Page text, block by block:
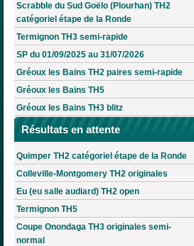
Scrabble du Sud Goëlo (Plourhan) TH2
catégoriel étape de la Ronde
Termignon TH3 semi-rapide
SP du 01/09/2025 au 31/07/2026
Gréoux les Bains TH2 paires semi-rapide
Gréoux les Bains TH5
Gréoux les Bains TH3 blitz
Résultats en attente
Quimper TH2 catégoriel étape de la Ronde
Colleville-Montgomery TH2 originales
Eu (eu salle audiard) TH2 open
Termignon TH5
Coupe Onondaga TH3 originales semi-
normal